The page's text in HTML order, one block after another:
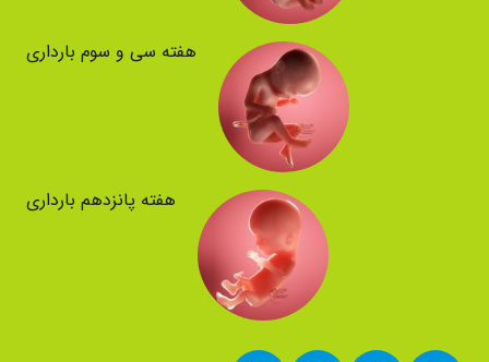
هفته سی و سوم بارداری
هفته پانزدهم بارداری